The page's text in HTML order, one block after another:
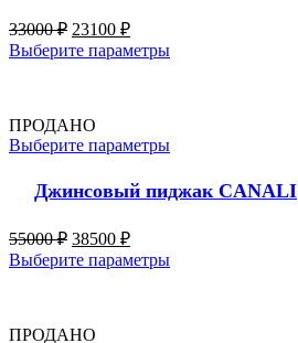
33000₽ 23100 ₽
Выберите параметры
ПРОДАНО
Выберите параметры
Джинсовый пиджак CANALI
55000₽ 38500 ₽
Выберите параметры
ПРОДАНО